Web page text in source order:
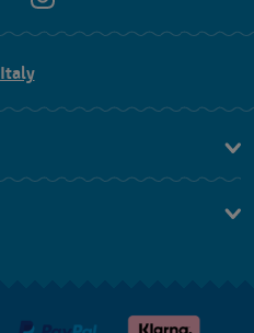
Italy